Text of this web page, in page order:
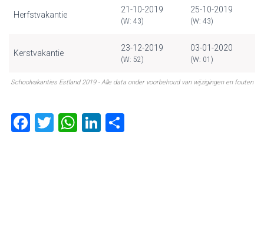
Schoolvakanties Estland 2019 - Alle data onder voorbehoud van wijzigingen en fouten
Herfstvakantie
21-10-2019
(W: 43)
25-10-2019
(W: 43)
Kerstvakantie
23-12-2019
(W: 52)
03-01-2020
(W: 01)
F
T
W Li